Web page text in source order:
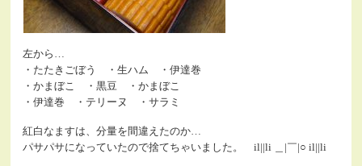
左から…
・たたきごぼう ・生ハム ・伊達巻
・かまぼこ ・黒豆 ・かまぼこ
・伊達巻 ・テリーヌ ・サラミ
紅白なますは、分量を間違えたのか…
パサパサになっていたので捨てちゃいました。 il||li ＿|￣|○ il||li